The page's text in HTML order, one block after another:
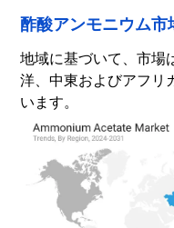
酢酸アンモニウム市
地域に基づいて、市場
洋、中東およびアフリ
います。